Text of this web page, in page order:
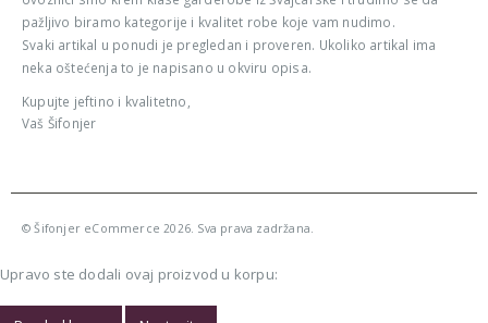
pažljivo biramo kategorije i kvalitet robe koje vam nudimo.
Svaki artikal u ponudi je pregledan i proveren. Ukoliko artikal ima
neka oštećenja to je napisano u okviru opisa.
Kupujte jeftino i kvalitetno,
Vaš Šifonjer
© Šifonjer eCommerce 2026. Sva prava zadržana.
Upravo ste dodali ovaj proizvod u korpu: